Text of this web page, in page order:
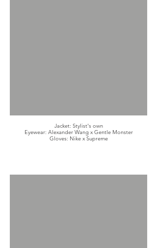
Jacket: Stylist's own
Eyewear: Alexander Wang x Gentle Monster
Gloves: Nike x Supreme